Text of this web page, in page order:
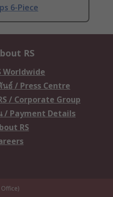
6-Piece
RS
Worldwide
ธ์ / Press Centre
/ Corporate Group
/ Payment Details
RS